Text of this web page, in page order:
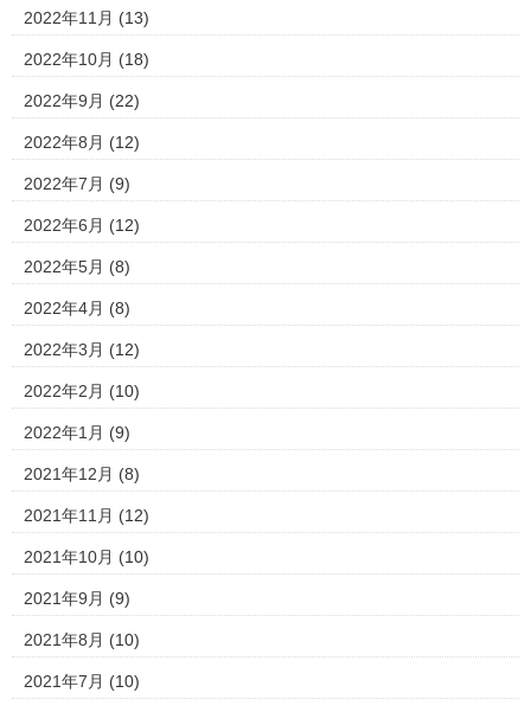
2022年11月 (13)
2022年10月 (18)
2022年9月 (22)
2022年8月 (12)
2022年7月 (9)
2022年6月 (12)
2022年5月 (8)
2022年4月 (8)
2022年3月 (12)
2022年2月 (10)
2022年1月 (9)
2021年12月 (8)
2021年11月 (12)
2021年10月 (10)
2021年9月 (9)
2021年8月 (10)
2021年7月 (10)